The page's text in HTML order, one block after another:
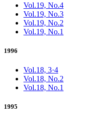
Vol.19, No.4
Vol.19, No.3
Vol.19, No.2
Vol.19, No.1
1996
Vol.18, 3·4
Vol.18, No.2
Vol.18, No.1
1995